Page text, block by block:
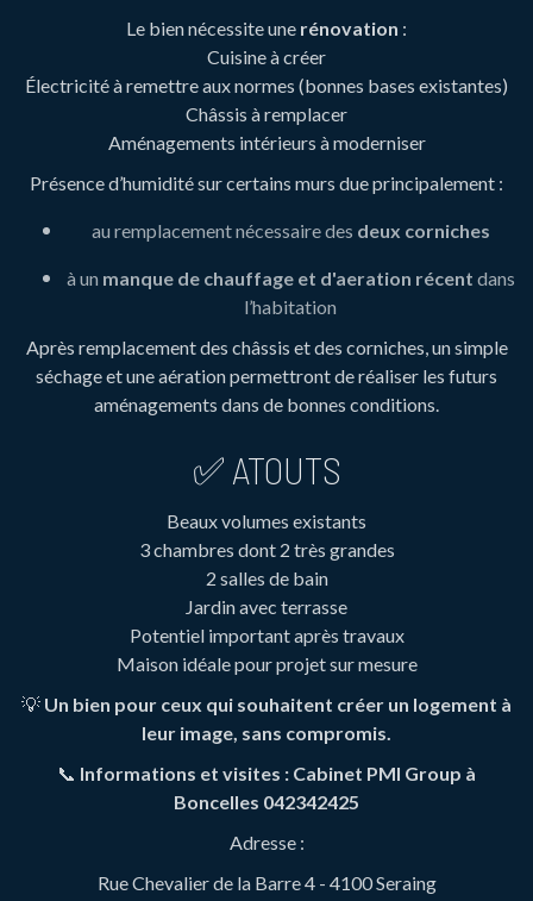
Le bien nécessite une rénovation :
Cuisine à créer
Électricité à remettre aux normes (bonnes bases existantes)
Châssis à remplacer
Aménagements intérieurs à moderniser
Présence d’humidité sur certains murs due principalement :
au remplacement nécessaire des deux corniches
à un manque de chauffage et d'aeration récent dans
l’habitation
Après remplacement des châssis et des corniches, un simple
séchage et une aération permettront de réaliser les futurs
aménagements dans de bonnes conditions.
✅ ATOUTS
Beaux volumes existants
3 chambres dont 2 très grandes
2 salles de bain
Jardin avec terrasse
Potentiel important après travaux
Maison idéale pour projet sur mesure
💡 Un bien pour ceux qui souhaitent créer un logement à
leur image, sans compromis.
📞 Informations et visites : Cabinet PMI Group à
Boncelles 042342425
Adresse :
Rue Chevalier de la Barre 4 - 4100 Seraing